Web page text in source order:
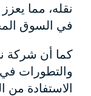
نقله، مما
في السوق
كما أن شركة
والتطورات
الاستفادة من